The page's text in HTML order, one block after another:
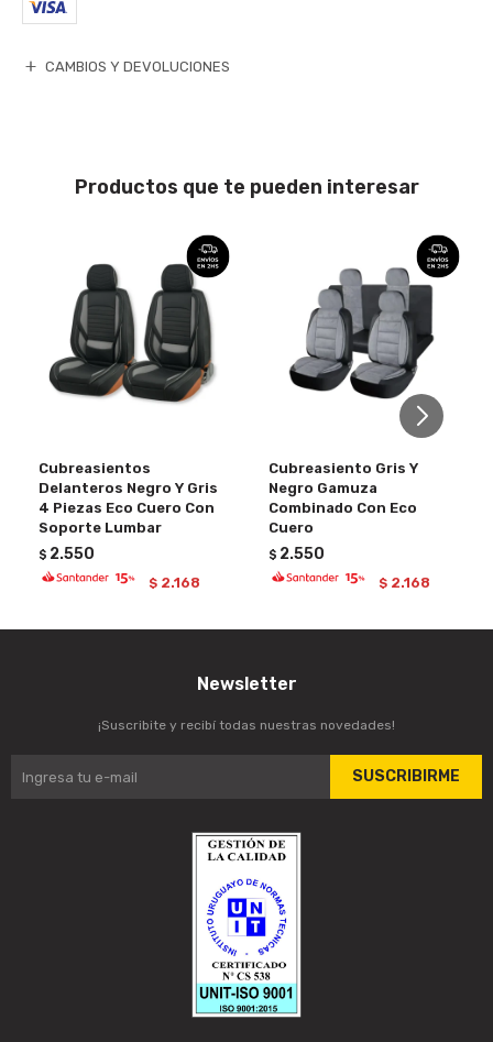
CAMBIOS Y DEVOLUCIONES
Productos que te pueden interesar
Cubreasientos
Delanteros Negro Y Gris
4 Piezas Eco Cuero Con
Soporte Lumbar
$ 2.550
$ 2.168
Cubreasiento Gris Y
Negro Gamuza
Combinado Con Eco
Cuero
$ 2.550
$ 2.168
Newsletter
¡Suscribite y recibí todas nuestras novedades!
SUSCRIBIRME